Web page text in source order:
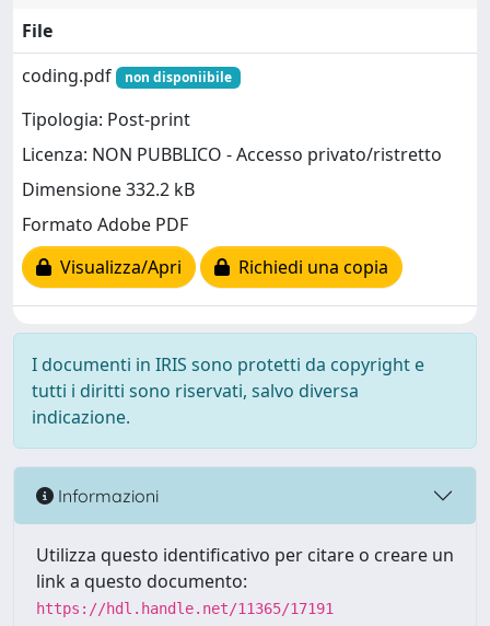
File
coding.pdf
non disponiibile
Tipologia: Post-print
Licenza: NON PUBBLICO - Accesso privato/ristretto
Dimensione 332.2 kB
Formato Adobe PDF
Visualizza/Apri
Richiedi una copia
I documenti in IRIS sono protetti da copyright e
tutti i diritti sono riservati, salvo diversa
indicazione.
Informazioni
Utilizza questo identificativo per citare o creare un
link a questo documento:
https://hdl.handle.net/11365/17191